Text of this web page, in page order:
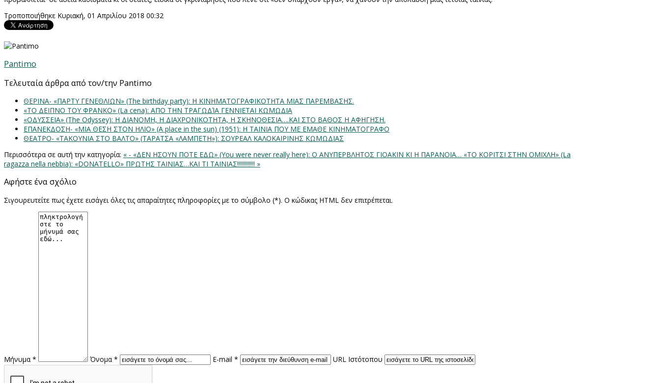
Τροποποιήθηκε Κυριακή, 01 Απριλίου 2018 00:32
Pantimo
Τελευταία άρθρα από τον/την Pantimo
ΘΕΡΙΝΑ- «ΠΑΡΤΥ ΓΕΝΕΘΛΙΩΝ» (The birthday party): H KINHMATOΓΡΑΦΙΚΟΤΗΤΑ ΜΙΑΣ ΠΑΡΕΜΒΑΣΗΣ.
«ΤΟ ΔΕΙΠΝΟ ΤΟΥ ΦΡΑΝΚΟ» (La cena): ΑΠΟ ΤΗΝ ΤΡΑΓΩΔΊΑ ΓΕΝΝΙΕΤΑΙ ΚΩΜΩΔΙΑ
«ΟΔΥΣΣΕΙΑ» (The Odyssey): Η ΔΙΑΝΟΜΗ, Η ΔΙΑΧΡΟΝΙΚΟΤΗΤΑ, Η ΣΚΗΝΟΘΕΣΙΑ….ΚΑΙ ΣΤΟ ΒΑΘΟΣ Η ΑΦΗΓΗΣΗ.
ΕΠΑΝΕΚΔΟΣΗ- «ΜΙΑ ΘΕΣΗ ΣΤΟΝ ΗΛΙΟ» (Α place in the sun) (1951): Η ΤΑΙΝΙΑ ΠΟΥ ΜΕ ΕΜΑΘΕ ΚΙΝΗΜΑΤΟΓΡΑΦΟ
ΘΕΑΤΡΟ- «ΤΑΚΟΥΝΙΑ ΣΤΟ ΒΑΛΤΟ» (ΤΑΡΑΤΣΑ «ΛΑΜΠΕΤΗ»): ΣΟΥΡΕΑΛ ΚΑΛΟΚΑΙΡΙΝΗΣ ΚΩΜΩΔΙΑΣ
Περισσότερα σε αυτή την κατηγορία: « - «ΔΕΝ ΗΣΟΥΝ ΠΟΤΕ ΕΔΩ» (You were never really here): O ΑΝΥΠΕΡΒΛΗΤΟΣ ΓΙΟΑΚΙΝ ΚΙ Η ΠΑΡΑΝΟΙΑ… «ΤΟ ΚΟΡΙΤΣΙ ΣΤΗΝ ΟΜΙΧΛΗ» (La
ragazza nella nebbia): «DONATELLO» ΠΡΩΤΗΣ ΤΑΙΝΙΑΣ…ΚΑΙ ΤΙ ΤΑΙΝΙΑΣ!!!!!!!!!!!! »
Αφήστε ένα σχόλιο
Σιγουρευτείτε πως έχετε εισάγει όλες τις απαραίτητες πληροφορίες με το σύμβολο (*). Ο κώδικας HTML δεν επιτρέπεται.
Μήνυμα * Όνομα * E-mail * URL Ιστότοπου